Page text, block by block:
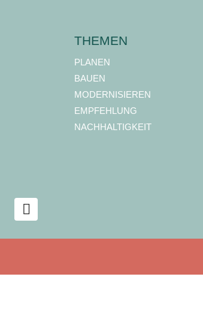
THEMEN
PLANEN
BAUEN
MODERNISIEREN
EMPFEHLUNG
NACHHALTIGKEIT